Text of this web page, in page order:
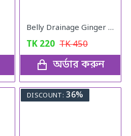
Belly Drainage Ginger Essential Oil
TK 220 TK450
অর্ডার করুন
DISCOUNT: 36%